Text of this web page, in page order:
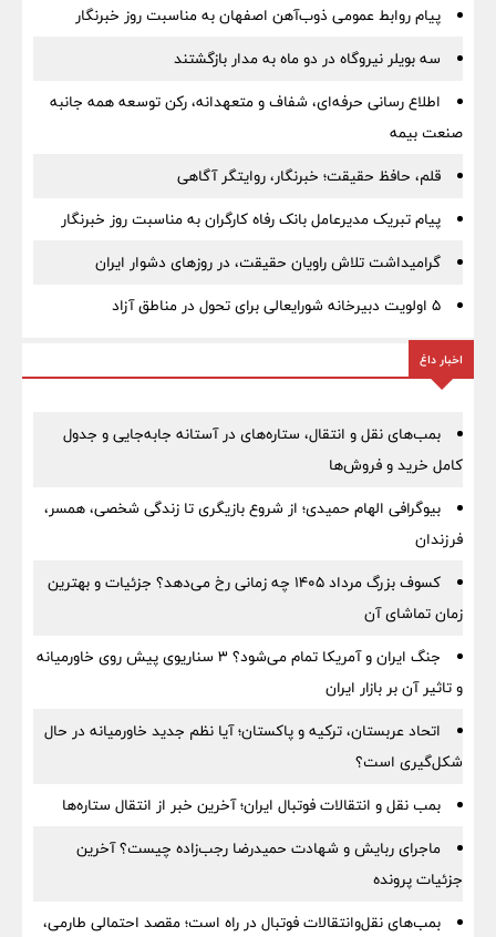
پیام روابط عمومی ذوب‌آهن اصفهان به مناسبت روز خبرنگار
سه بویلر نیروگاه در دو ماه به مدار بازگشتند
اطلاع رسانی حرفه‌ای، شفاف و متعهدانه، رکن توسعه همه جانبه
صنعت بیمه
قلم، حافظ حقیقت؛ خبرنگار، روایتگر آگاهی
پیام تبریک مدیرعامل بانک رفاه کارگران به مناسبت روز خبرنگار
گرامیداشت تلاش راویان حقیقت، در روزهای دشوار ایران
5 اولویت دبیرخانه شورایعالی برای تحول در مناطق آزاد
اخبار داغ
بمب‌های نقل و انتقال، ستاره‌های در آستانه جابه‌جایی و جدول
کامل خرید و فروش‌ها
بیوگرافی الهام حمیدی؛ از شروع بازیگری تا زندگی شخصی، همسر،
فرزندان
کسوف بزرگ مرداد ۱۴۰۵ چه زمانی رخ می‌دهد؟ جزئیات و بهترین
زمان تماشای آن
جنگ ایران و آمریکا تمام می‌شود؟ ۳ سناریوی پیش روی خاورمیانه
و تاثیر آن بر بازار ایران
اتحاد عربستان، ترکیه و پاکستان؛ آیا نظم جدید خاورمیانه در حال
شکل‌گیری است؟
بمب نقل‌ و انتقالات فوتبال ایران؛ آخرین خبر از انتقال ستاره‌ها
ماجرای ربایش و شهادت حمیدرضا رجب‌زاده چیست؟ آخرین
جزئیات پرونده
بمب‌های نقل‌وانتقالات فوتبال در راه است؛ مقصد احتمالی طارمی،